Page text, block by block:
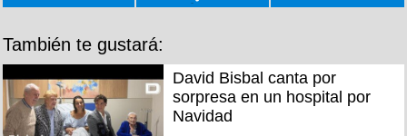
También te gustará:
David Bisbal canta por
sorpresa en un hospital por
Navidad